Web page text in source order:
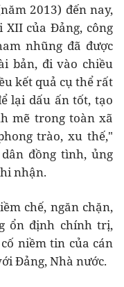
2013) đến nay,
của Đảng, công
nhũng đã được
bản, đi vào chiều
kết quả cụ thể rất
lại dấu ấn tốt, tạo
mẽ trong toàn xã
trào, xu thế,"
đồng tình, ủng
nhận.
chế, ngăn chặn,
ổn định chính trị,
niềm tin của cán
Đảng, Nhà nước.